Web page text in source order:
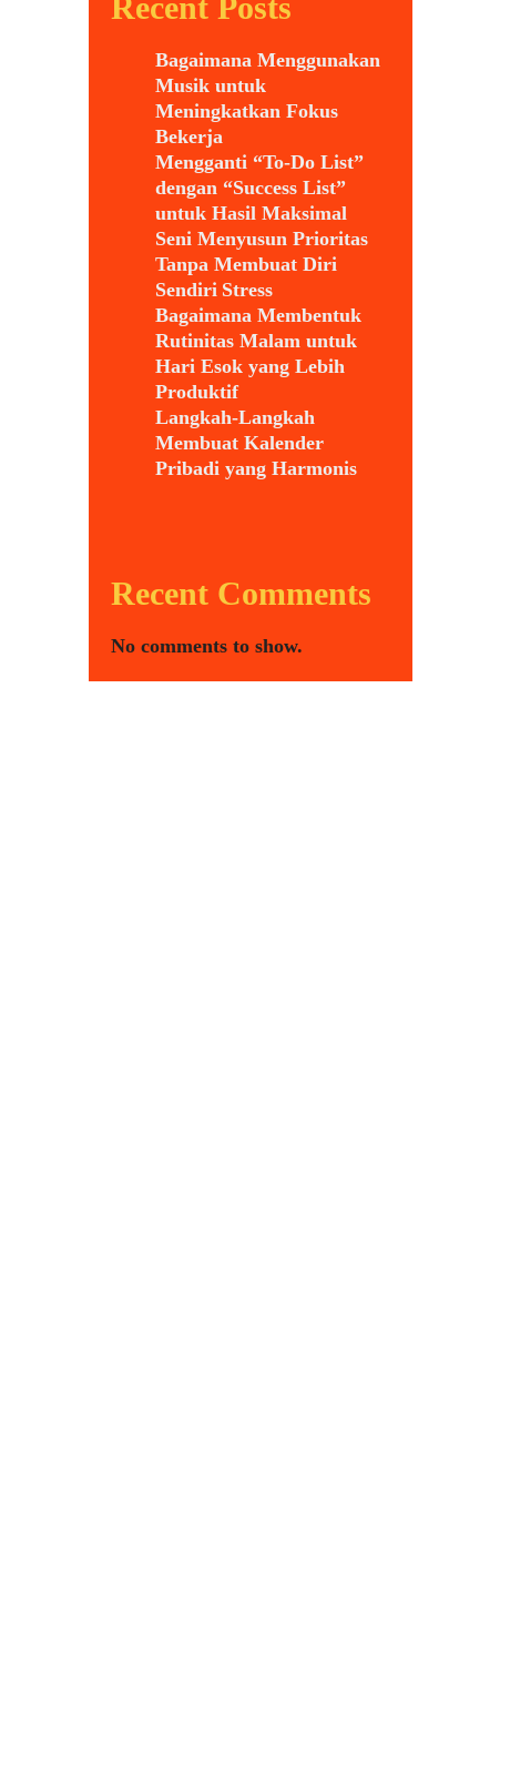
Recent Posts
Bagaimana Menggunakan
Musik untuk
Meningkatkan Fokus
Bekerja
Mengganti “To-Do List”
dengan “Success List”
untuk Hasil Maksimal
Seni Menyusun Prioritas
Tanpa Membuat Diri
Sendiri Stress
Bagaimana Membentuk
Rutinitas Malam untuk
Hari Esok yang Lebih
Produktif
Langkah-Langkah
Membuat Kalender
Pribadi yang Harmonis
Recent Comments
No comments to show.